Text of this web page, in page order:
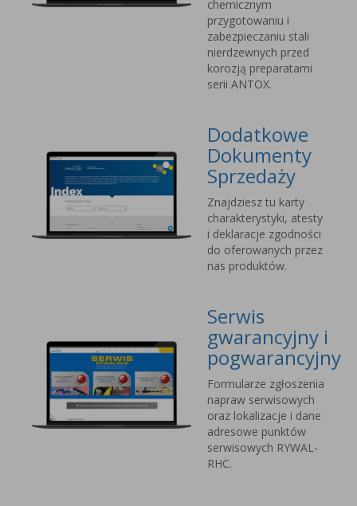
chemicznym
przygotowaniu i
zabezpieczaniu stali
nierdzewnych przed
korozją preparatami
serii ANTOX.
Dodatkowe
Dokumenty
Sprzedaży
Znajdziesz tu karty
charakterystyki, atesty
i deklaracje zgodności
do oferowanych przez
nas produktów.
Serwis
gwarancyjny i
pogwarancyjny
Formularze zgłoszenia
napraw serwisowych
oraz lokalizacje i dane
adresowe punktów
serwisowych RYWAL-
RHC.